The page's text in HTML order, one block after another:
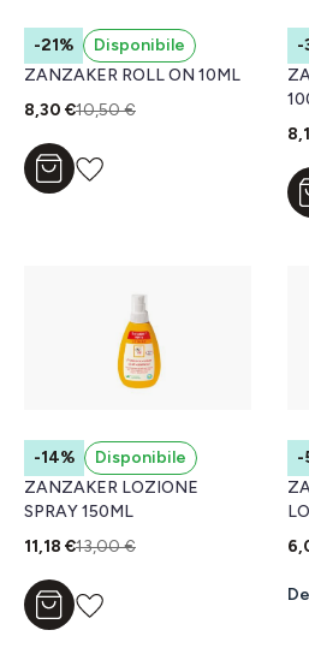
-21%
Disponibile
ZANZAKER ROLL ON 10ML
8,30 €10,50 €
Aggiungi al carrello
-
-14%
Disponibile
ZANZAKER LOZIONE
SPRAY 150ML
11,18 €13,00 €
Aggiungi al carrello
-